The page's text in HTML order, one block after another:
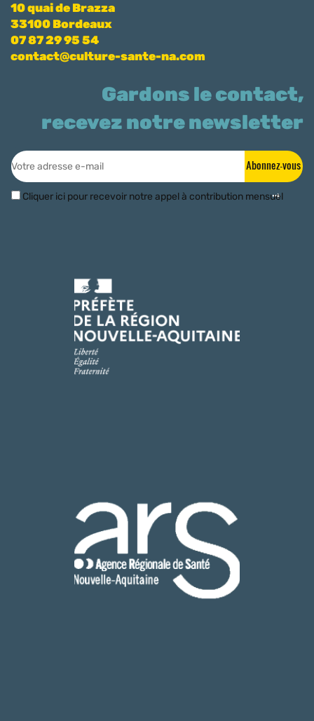
10 quai de Brazza
33100 Bordeaux
07 87 29 95 54
contact@culture-sante-na.com
Gardons le contact,
recevez notre newsletter
Abonnez-vous
Cliquer ici pour recevoir notre appel à contribution mensuel